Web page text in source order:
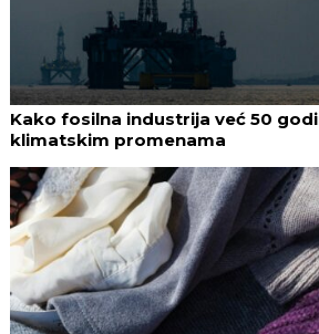
Kako fosilna industrija već 50
klimatskim promenama